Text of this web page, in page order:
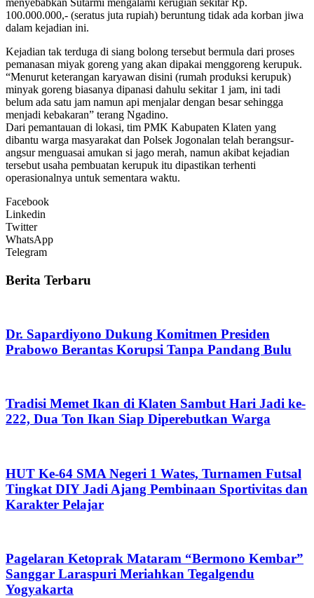
100.000.000,- (seratus juta rupiah) beruntung tidak ada korban jiwa
dalam kejadian ini.
Kejadian tak terduga di siang bolong tersebut bermula dari proses
pemanasan miyak goreng yang akan dipakai menggoreng kerupuk.
“Menurut keterangan karyawan disini (rumah produksi kerupuk)
minyak goreng biasanya dipanasi dahulu sekitar 1 jam, ini tadi
belum ada satu jam namun api menjalar dengan besar sehingga
menjadi kebakaran” terang Ngadino.
Dari pemantauan di lokasi, tim PMK Kabupaten Klaten yang
dibantu warga masyarakat dan Polsek Jogonalan telah berangsur-
angsur menguasai amukan si jago merah, namun akibat kejadian
tersebut usaha pembuatan kerupuk itu dipastikan terhenti
operasionalnya untuk sementara waktu.
Facebook
Linkedin
Twitter
WhatsApp
Telegram
Berita Terbaru
Dr. Sapardiyono Dukung Komitmen Presiden
Prabowo Berantas Korupsi Tanpa Pandang Bulu
Tradisi Memet Ikan di Klaten Sambut Hari Jadi ke-
222, Dua Ton Ikan Siap Diperebutkan Warga
HUT Ke-64 SMA Negeri 1 Wates, Turnamen Futsal
Tingkat DIY Jadi Ajang Pembinaan Sportivitas dan
Karakter Pelajar
Pagelaran Ketoprak Mataram “Bermono Kembar”
Sanggar Laraspuri Meriahkan Tegalgendu
Yogyakarta